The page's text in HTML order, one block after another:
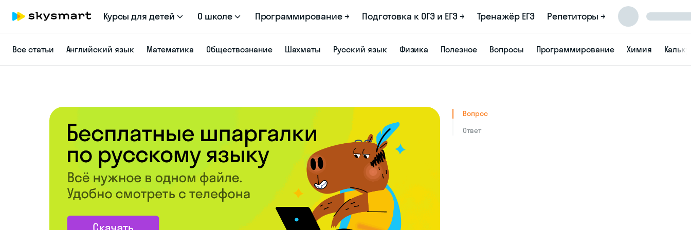
Курсы для детей О школе Программирование → Подготовка к ОГЭ и ЕГЭ → Тренажёр ЕГЭ Репетиторы →
Все статьи Английский язык Математика Обществознание Шахматы Русский язык Физика Полезное Вопросы Программирование Химия
Вопрос
Ответ